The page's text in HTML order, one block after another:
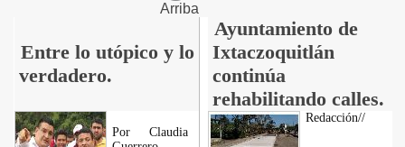
Arriba
Entre lo utópico y lo
verdadero.
Ayuntamiento de
Ixtaczoquitlán
continúa
rehabilitando calles.
Por Claudia
Redacción//